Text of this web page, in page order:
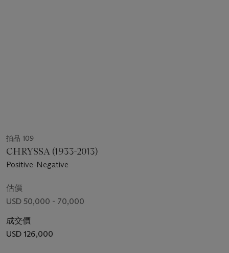
拍品 109
CHRYSSA (1933-2013)
Positive-Negative
估價
USD 50,000 - 70,000
成交價
USD 126,000